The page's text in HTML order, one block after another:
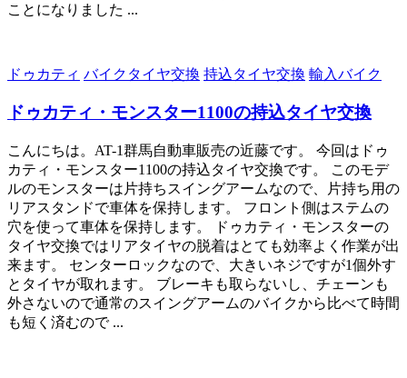
ことになりました ...
ドゥカティ バイクタイヤ交換 持込タイヤ交換 輸入バイク
ドゥカティ・モンスター1100の持込タイヤ交換
こんにちは。AT-1群馬自動車販売の近藤です。 今回はドゥ
カティ・モンスター1100の持込タイヤ交換です。 このモデ
ルのモンスターは片持ちスイングアームなので、片持ち用の
リアスタンドで車体を保持します。 フロント側はステムの
穴を使って車体を保持します。 ドゥカティ・モンスターの
タイヤ交換ではリアタイヤの脱着はとても効率よく作業が出
来ます。 センターロックなので、大きいネジですが1個外す
とタイヤが取れます。 ブレーキも取らないし、チェーンも
外さないので通常のスイングアームのバイクから比べて時間
も短く済むので ...